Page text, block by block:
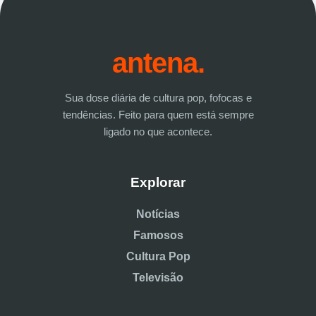
antena.
Sua dose diária de cultura pop, fofocas e
tendências. Feito para quem está sempre
ligado no que acontece.
Explorar
Notícias
Famosos
Cultura Pop
Televisão